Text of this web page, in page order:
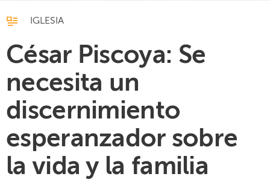
IGLESIA
César Piscoya: Se
necesita un
discernimiento
esperanzador sobre
la vida y la familia